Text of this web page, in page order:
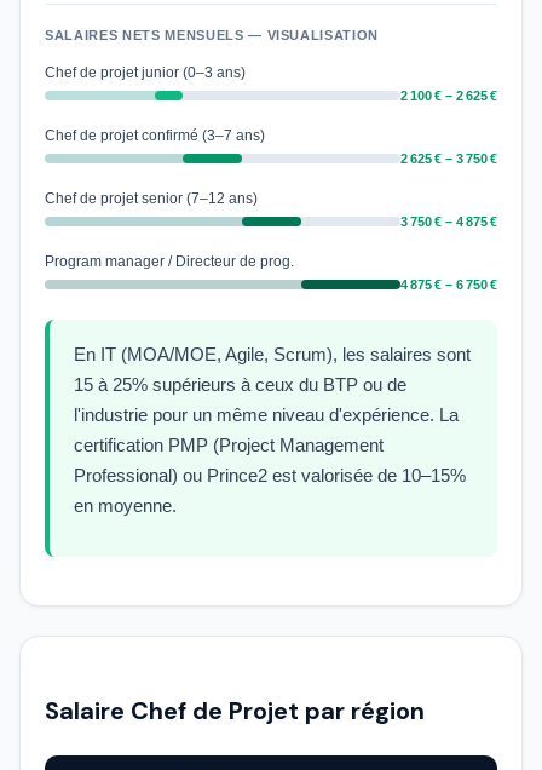
SALAIRES NETS MENSUELS — VISUALISATION
Chef de projet junior (0–3 ans)
2 100 € – 2 625 €
Chef de projet confirmé (3–7 ans)
2 625 € – 3 750 €
Chef de projet senior (7–12 ans)
3 750 € – 4 875 €
Program manager / Directeur de prog.
4 875 € – 6 750 €
En IT (MOA/MOE, Agile, Scrum), les salaires sont
15 à 25% supérieurs à ceux du BTP ou de
l'industrie pour un même niveau d'expérience. La
certification PMP (Project Management
Professional) ou Prince2 est valorisée de 10–15%
en moyenne.
Salaire Chef de Projet par région